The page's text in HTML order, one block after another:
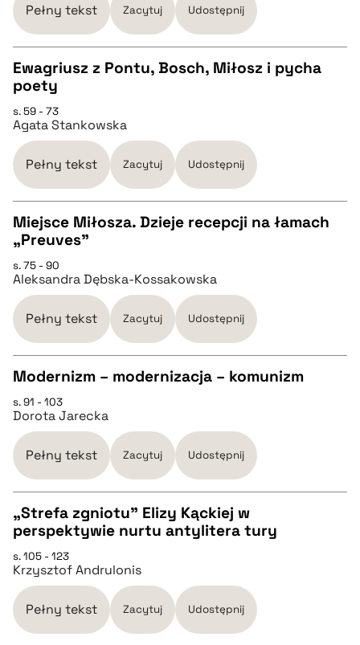
pobierz cytat
BIBTEX
Pełny tekst Zacytuj Udostępnij
CZYSTY TEKST
pobierz cytat
BIBTEX
pobierz cytat
Ewagriusz z Pontu, Bosch, Miłosz i pycha
poety
s. 59 - 73
Agata Stankowska
Pełny tekst Zacytuj Udostępnij
pobierz cytat
BIBTEX
Miejsce Miłosza. Dzieje recepcji na łamach
„Preuves”
s. 75 - 90
Aleksandra Dębska-Kossakowska
Pełny tekst Zacytuj Udostępnij
CZYSTY TEKST
pobierz cytat
BIBTEX
Modernizm – modernizacja – komunizm
s. 91 - 103
Dorota Jarecka
Pełny tekst Zacytuj Udostępnij
CZYSTY TEKST
pobierz cytat
BIBTEX
„Strefa zgniotu” Elizy Kąckiej w
perspektywie nurtu antylitera tury
s. 105 - 123
Krzysztof Andrulonis
Pełny tekst Zacytuj Udostępnij